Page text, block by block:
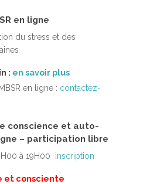
en ligne
du stress et des
: en savoir plus
en ligne : contactez-
conscience et auto-
– participation libre
à 19H00 inscription
et consciente